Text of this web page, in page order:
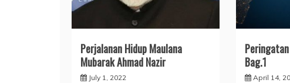
Perjalanan Hidup Maulana
Mubarak Ahmad Nazir
July 1, 2022
Bag.1
April 14,